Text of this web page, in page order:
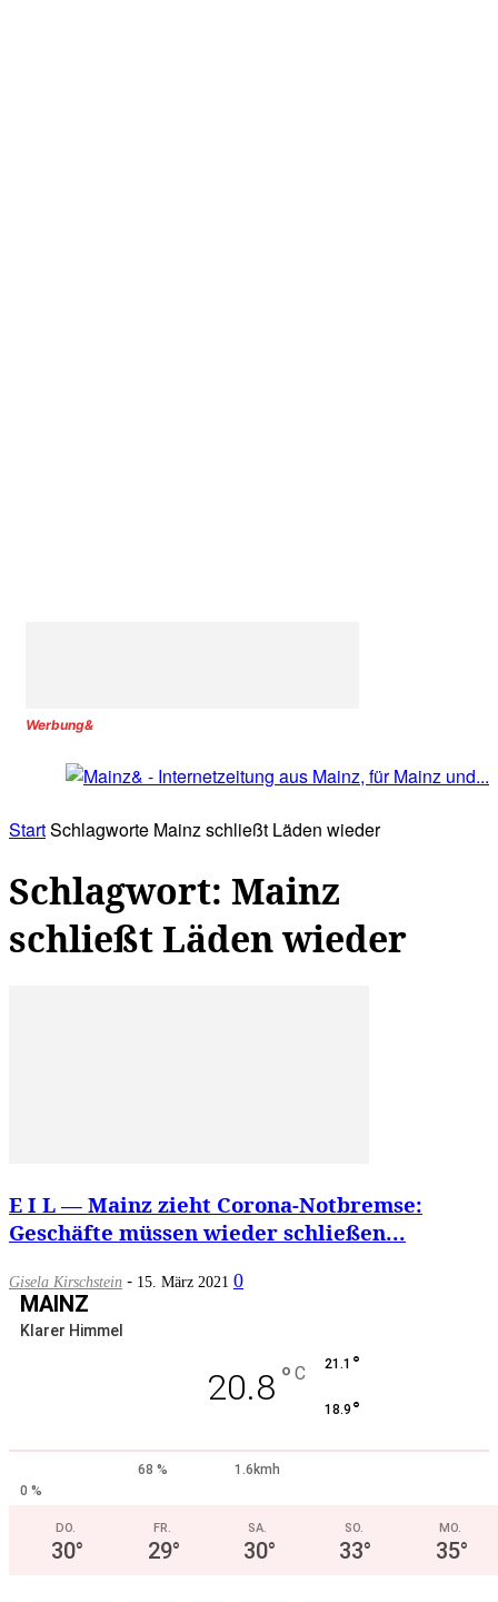
Werbung&
StartSchlagworte Mainz schließt Läden wieder
Schlagwort: Mainz
schließt Läden wieder
E I L — Mainz zieht Corona-Notbremse:
Geschäfte müssen wieder schließen...
Gisela Kirschstein - 15. März 2021 0
MAINZ
Klarer Himmel
20.8 ° C 21.1 °
18.9 °
68 %
1.6kmh
0 %
DO.
30°
FR.
29°
SA.
30°
SO.
33°
MO.
35°